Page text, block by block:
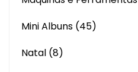
Mini Albuns (45)
Natal (8)